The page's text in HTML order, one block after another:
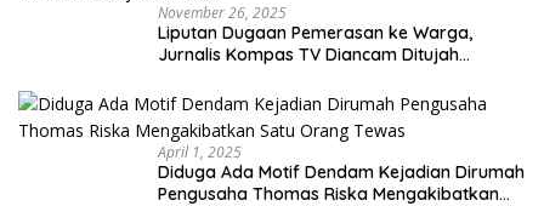
November 26, 2025
Liputan Dugaan Pemerasan ke Warga,
Jurnalis Kompas TV Diancam Ditujah
April 1, 2025
Diduga Ada Motif Dendam Kejadian Dirumah
Pengusaha Thomas Riska Mengakibatkan